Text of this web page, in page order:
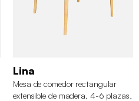
Lina
Mesa de comedor rectangular
extensible de madera, 4-6 plazas,